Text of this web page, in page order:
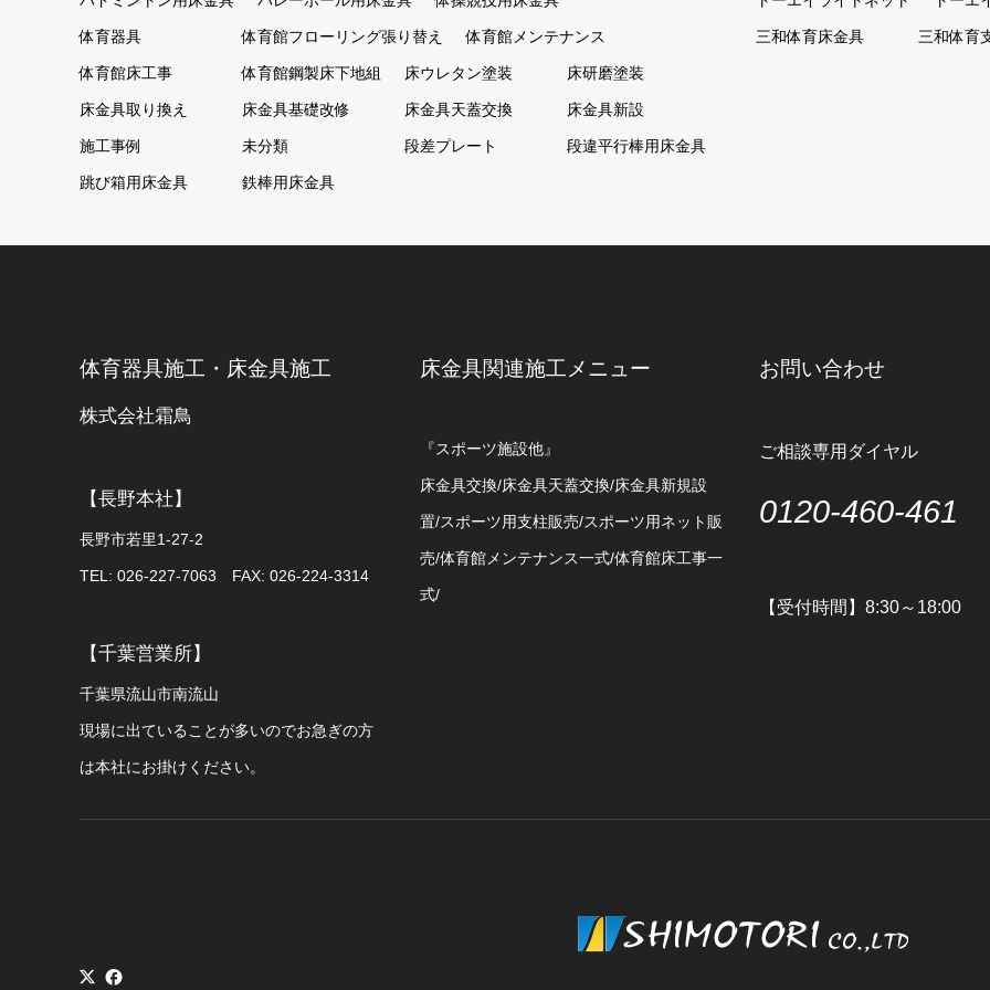
体育器具 体育館フローリング張り替え 体育館メンテナンス
体育館床工事 体育館鋼製床下地組 床ウレタン塗装 床研磨塗装
床金具取り換え 床金具基礎改修 床金具天蓋交換 床金具新設
施工事例 未分類 段差プレート 段違平行棒用床金具
跳び箱用床金具 鉄棒用床金具
三和体育床金具 三和体育
体育器具施工・床金具施工
株式会社霜鳥
【長野本社】
長野市若里1-27-2
TEL: 026-227-7063 FAX: 026-224-3314
【千葉営業所】
千葉県流山市南流山
現場に出ていることが多いのでお急ぎの方
は本社にお掛けください。
床金具関連施工メニュー
『スポーツ施設他』
床金具交換/床金具天蓋交換/床金具新規設
置/スポーツ用支柱販売/スポーツ用ネット販
売/体育館メンテナンス一式/体育館床工事一
式/
お問い合わせ
ご相談専用ダイヤル
0120-460-461
【受付時間】8:30～18:00